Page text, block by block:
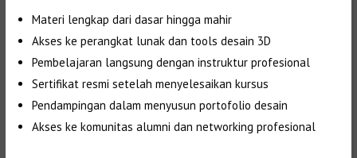
Materi lengkap dari dasar hingga mahir
Akses ke perangkat lunak dan tools desain 3D
Pembelajaran langsung dengan instruktur profesional
Sertifikat resmi setelah menyelesaikan kursus
Pendampingan dalam menyusun portofolio desain
Akses ke komunitas alumni dan networking profesional